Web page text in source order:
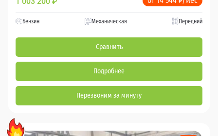
Бензин Механическая Передний
Сравнить
Подробнее
Перезвоним за минуту